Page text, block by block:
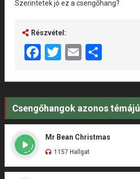
Szerintetek jó ez a csengőhang?
Részvétel:
Facebook
Twitter
EmailShare
Csengőhangok azonos témájú
Mr Bean Christmas
1157 Hallgat